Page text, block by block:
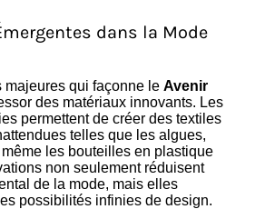
dans la Mode
majeures qui façonne le Avenir
des matériaux innovants. Les
permettent de créer des textiles
telles que les algues,
les bouteilles en plastique
non seulement réduisent
de la mode, mais elles
possibilités infinies de design.